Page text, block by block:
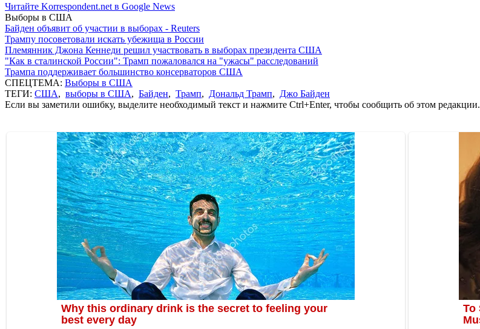
Читайте Korrespondent.net в Google News
Выборы в США
Байден объявит об участии в выборах - Reuters
Трампу посоветовали искать убежища в России
Племянник Джона Кеннеди решил участвовать в выборах президента США
"Как в сталинской России": Трамп пожаловался на "ужасы" расследований
Трампа поддерживает большинство консерваторов США
СПЕЦТЕМА: Выборы в США
ТЕГИ: США, выборы в США, Байден, Трамп, Дональд Трамп, Джо Байден
Если вы заметили ошибку, выделите необходимый текст и нажмите Ctrl+Enter, чтобы сообщить об этом редакции.